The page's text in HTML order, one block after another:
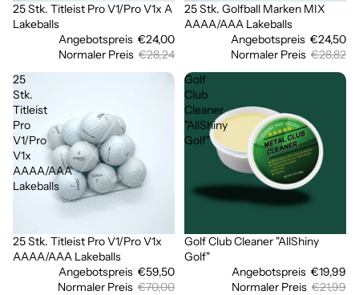
Sale
25 Stk. Titleist Pro V1/Pro V1x A
Lakeballs
Angebotspreis €24,00
Normaler Preis €28,24
Sale
25 Stk. Golfball Marken MIX
AAAA/AAA Lakeballs
Angebotspreis €24,50
Normaler Preis €28,82
25
Stk.
Titleist
Pro
V1/Pro
V1x
AAAA/AAA
Lakeballs
Ausverkauft
25 Stk. Titleist Pro V1/Pro V1x
AAAA/AAA Lakeballs
Angebotspreis €59,50
Normaler Preis €70,00
Golf
Club
Cleaner
"AllShiny
Golf"
Sale
Golf Club Cleaner "AllShiny
Golf"
Angebotspreis €19,99
Normaler Preis €21,99